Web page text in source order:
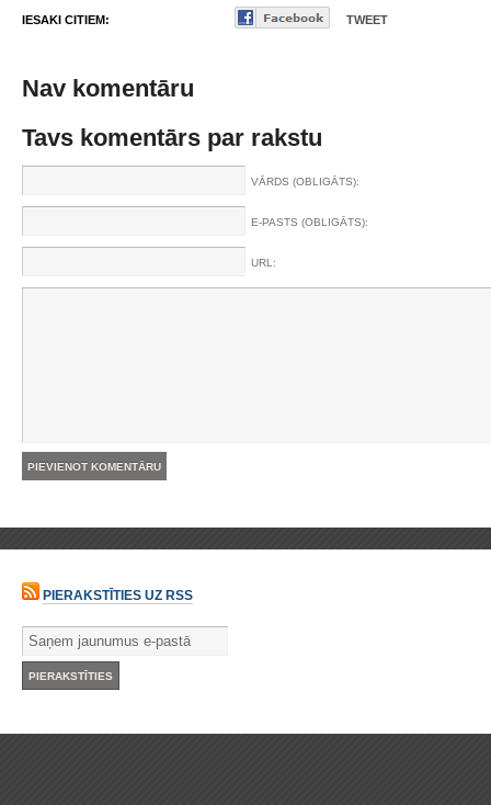
IESAKI CITIEM: TWEET
Nav komentāru
Tavs komentārs par rakstu
VĀRDS (OBLIGĀTS):
E-PASTS (OBLIGĀTS):
URL:
PIERAKSTĪTIES UZ RSS